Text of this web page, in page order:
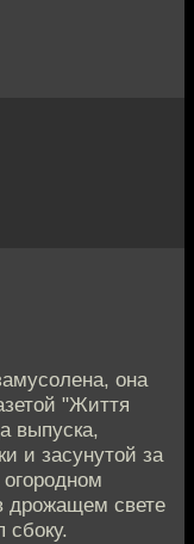
она
"Життя
выпуска,
и засунутой за
дрожащем свете
сбоку.